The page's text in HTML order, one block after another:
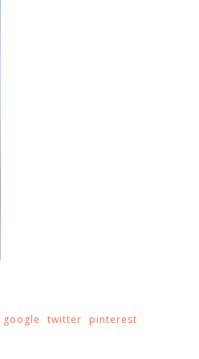
google twitter pinterest